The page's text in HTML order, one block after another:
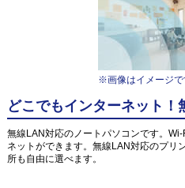
※画像はイメージで
どこでもインターネット！
無線LAN対応のノートパソコンです。
ネットができます。無線LAN対応のプリ
所も自由に選べます。